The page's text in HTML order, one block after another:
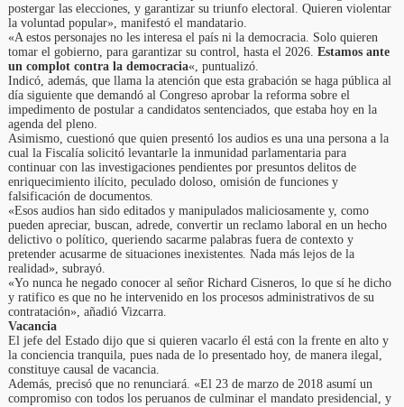
postergar las elecciones, y garantizar su triunfo electoral. Quieren violentar
la voluntad popular», manifestó el mandatario.
«A estos personajes no les interesa el país ni la democracia. Solo quieren
tomar el gobierno, para garantizar su control, hasta el 2026. Estamos ante
un complot contra la democracia«, puntualizó.
Indicó, además, que llama la atención que esta grabación se haga pública al
día siguiente que demandó al Congreso aprobar la reforma sobre el
impedimento de postular a candidatos sentenciados, que estaba hoy en la
agenda del pleno.
Asimismo, cuestionó que quien presentó los audios es una una persona a la
cual la Fiscalía solicitó levantarle la inmunidad parlamentaria para
continuar con las investigaciones pendientes por presuntos delitos de
enriquecimiento ilícito, peculado doloso, omisión de funciones y
falsificación de documentos.
«Esos audios han sido editados y manipulados maliciosamente y, como
pueden apreciar, buscan, adrede, convertir un reclamo laboral en un hecho
delictivo o político, queriendo sacarme palabras fuera de contexto y
pretender acusarme de situaciones inexistentes. Nada más lejos de la
realidad», subrayó.
«Yo nunca he negado conocer al señor Richard Cisneros, lo que sí he dicho
y ratifico es que no he intervenido en los procesos administrativos de su
contratación», añadió Vizcarra.
Vacancia
El jefe del Estado dijo que si quieren vacarlo él está con la frente en alto y
la conciencia tranquila, pues nada de lo presentado hoy, de manera ilegal,
constituye causal de vacancia.
Además, precisó que no renunciará. «El 23 de marzo de 2018 asumí un
compromiso con todos los peruanos de culminar el mandato presidencial, y